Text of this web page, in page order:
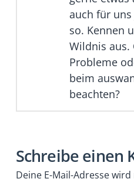
auch für
so. Kennen
Wildnis aus.
Probleme
beim
beachten?
Schreibe einen
Deine E-Mail-Adresse